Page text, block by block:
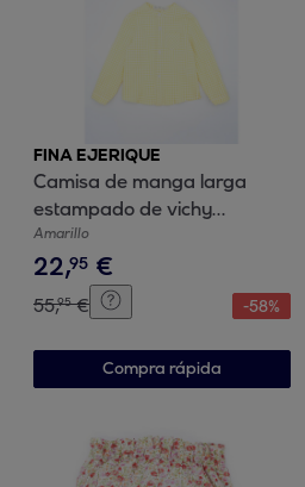
FINA EJERIQUE
Camisa de manga larga
estampado de vichy
amarillo. Cuello mao y bolsillo
en el delantero.
Amarillo
22,95 €
55,95 € -58%
Compra rápida